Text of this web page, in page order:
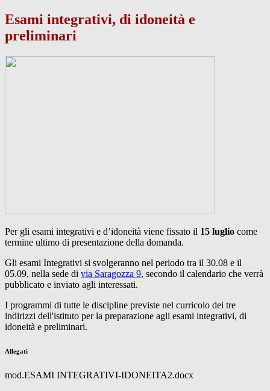
Esami integrativi, di idoneità e
preliminari
Per gli esami integrativi e d’idoneità viene fissato il 15 luglio come
termine ultimo di presentazione della domanda.
Gli esami Integrativi si svolgeranno nel periodo tra il 30.08 e il
05.09, nella sede di via Saragozza 9, secondo il calendario che verrà
pubblicato e inviato agli interessati.
I programmi di tutte le discipline previste nel curricolo dei tre
indirizzi dell'istituto per la preparazione agli esami integrativi, di
idoneità e preliminari.
Allegati
mod.ESAMI INTEGRATIVI-IDONEITA2.docx